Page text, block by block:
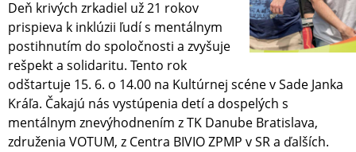
Deň krivých zrkadiel už 21 rokov
prispieva k inklúzii ľudí s mentálnym
postihnutím do spoločnosti a zvyšuje
rešpekt a solidaritu. Tento rok
odštartuje 15. 6. o 14.00 na Kultúrnej scéne v Sade Janka
Kráľa. Čakajú nás vystúpenia detí a dospelých s
mentálnym znevýhodnením z TK Danube Bratislava,
združenia VOTUM, z Centra BIVIO ZPMP v SR a ďalších.